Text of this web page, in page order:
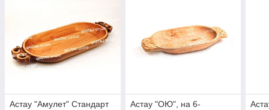
Астау "Амулет" Стандарт
Астау "ОЮ", на 6-